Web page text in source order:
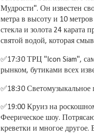
Мудрости". Он известен
метра в высоту и 10
стекла и золота 24 карата
святой водой, которая
✅17:30 ТРЦ "Icon Siam",
рынком, бутиками всех
✅18:30
✅19:00 Круиз на
Феерическое шоу.
креветки и многое